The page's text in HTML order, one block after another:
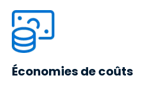
Économies de coûts